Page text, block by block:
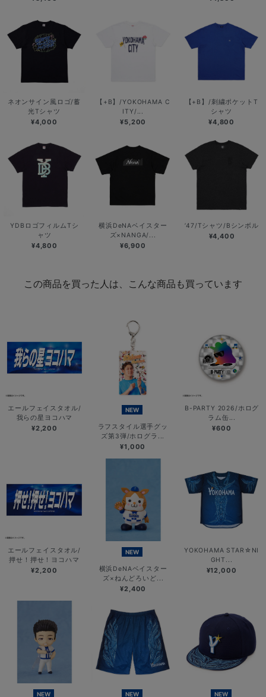
ネオンサイン風ロゴ/蓄
光Tシャツ
¥4,000
【+B】/YOKOHAMA C
ITY/...
¥5,200
【+B】/刺繍ポケットT
シャツ
¥4,800
YDBロゴフィルムTシ
ャツ
¥4,800
横浜DeNAベイスター
ズ×NANGA/...
¥6,900
’47/Tシャツ/Bシンボル
¥4,400
この商品を買った人は、こんな商品も買っています
エールフェイスタオル/
我らの星ヨコハマ
¥2,200
NEW
ラフスタイル選手グッ
ズ第3弾/ホログラ...
¥1,000
B-PARTY 2026/ホログ
ラム缶...
¥600
エールフェイスタオル/
押せ！押せ！ヨコハマ
¥2,200
NEW
横浜DeNAベイスター
ズ×ねんどろいど...
¥2,400
YOKOHAMA STAR☆NI
GHT...
¥12,000
NEW NEW NEW